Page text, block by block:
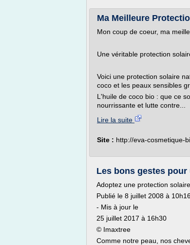
Ma Meilleure
Mon coup de coeur, ma
Une véritable protection
Voici une protection solaire
coco et les peaux sensibles
L'huile de coco bio : que ce
nourrissante et lutte contre...
Lire la suite
Site : http://eva-cosmetique-
Les bons gestes
Adoptez une protection
Publié le 8 juillet 2008 à
- Mis à jour le
25 juillet 2017 à 16h30
© Imaxtree
Comme notre peau, nos